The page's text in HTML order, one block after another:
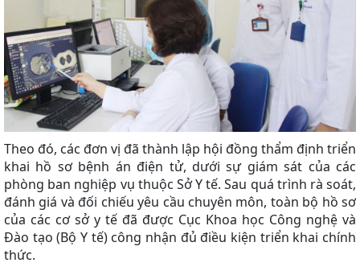
Theo đó, các đơn vị đã thành lập hội đồng thẩm định triển
khai hồ sơ bệnh án điện tử, dưới sự giám sát của các
phòng ban nghiệp vụ thuộc Sở Y tế. Sau quá trình rà soát,
đánh giá và đối chiếu yêu cầu chuyên môn, toàn bộ hồ sơ
của các cơ sở y tế đã được Cục Khoa học Công nghệ và
Đào tạo (Bộ Y tế) công nhận đủ điều kiện triển khai chính
thức.